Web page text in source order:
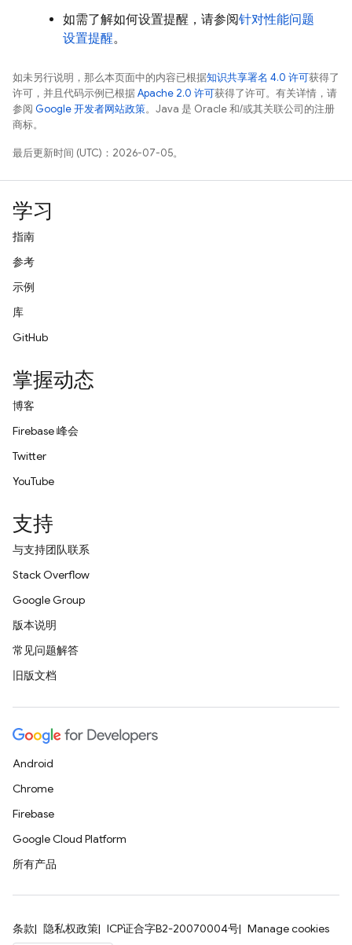
如需了解如何设置提醒，请参阅针对性能问题
设置提醒。
如未另行说明，那么本页面中的内容已根据知识共享署名 4.0 许可获得了
许可，并且代码示例已根据Apache 2.0 许可获得了许可。有关详情，请
参阅 Google 开发者网站政策。Java 是 Oracle 和/或其关联公司的注册
商标。
最后更新时间 (UTC)：2026-07-05。
学习
指南
参考
示例
库
GitHub
掌握动态
博客
Firebase 峰会
Twitter
YouTube
支持
与支持团队联系
Stack Overflow
Google Group
版本说明
常见问题解答
旧版文档
Android
Chrome
Firebase
Google Cloud Platform
所有产品
条款 隐私权政策 ICP证合字B2-20070004号 Manage cookies